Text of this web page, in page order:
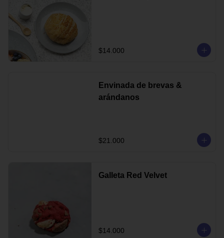
$14.000
Envinada de brevas &
arándanos
$21.000
Galleta Red Velvet
$14.000